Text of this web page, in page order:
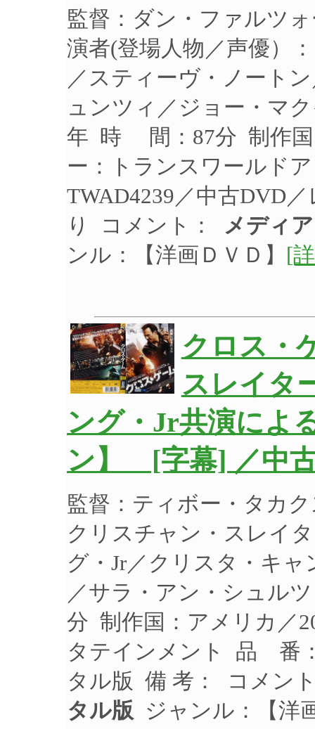
監督：ダン・ファルツ
演者(登場人物／声優）
／スティーヴ・ノート
ュンツィ／ジョー・マ
年 時 間：87分 制作国
ー：トランスワールド
TWAD4239／中古DVD
り コメント：
メディ
ンル：【洋画ＤＶＤ】 [
クロス・
スレイタ
ング・Jr共演によ
ン】 [字幕] ／中
監督：ティボー・タカ
クリスチャン・スレイ
グ・Jr／クリスタ・キ
／サラ・アン・シュル
分 制作国：アメリカ／
タテインメント 品 番
タル版 備 考： コメン
タル版 ジャンル：【洋